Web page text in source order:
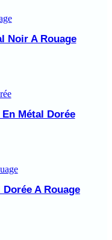
Noir A Rouage
Métal Dorée
A Rouage